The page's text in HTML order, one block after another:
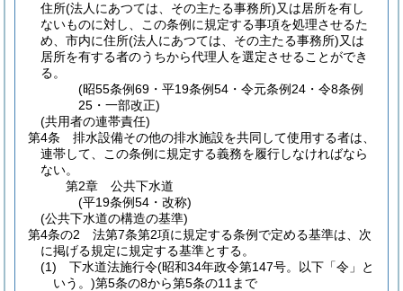
住所(法人にあつては、その主たる事務所)又は居所を有し
ないものに対し、この条例に規定する事項を処理させるた
め、市内に住所(法人にあつては、その主たる事務所)又は
居所を有する者のうちから代理人を選定させることができ
る。
(昭55条例69・平19条例54・令元条例24・令8条例
25・一部改正)
(共用者の連帯責任)
第4条
排水設備その他の排水施設を共同して使用する者は、
連帯して、この条例に規定する義務を履行しなければなら
ない。
第2章
公共下水道
(平19条例54・改称)
(公共下水道の構造の基準)
第4条の2
法第7条第2項に規定する条例で定める基準は、次
に掲げる規定に規定する基準とする。
(1)
下水道法施行令(昭和34年政令第147号。以下「令」と
いう。)第5条の8から第5条の11まで